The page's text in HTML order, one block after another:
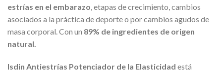
estrías en el embarazo, etapas de crecimiento, cambios
asociados a la práctica de deporte o por cambios agudos de
masa corporal.Con un 89% de ingredientes de origen
natural.
Isdin Antiestrías Potenciador de la Elasticidad está